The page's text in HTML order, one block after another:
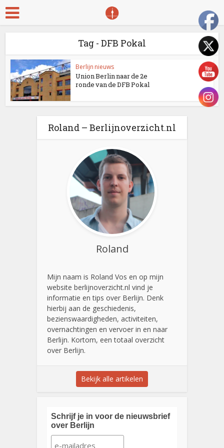
Tag - DFB Pokal
Berlijn nieuws
Union Berlin naar de 2e
ronde van de DFB Pokal
Roland – Berlijnoverzicht.nl
Roland
Mijn naam is Roland Vos en op mijn
website berlijnoverzicht.nl vind je
informatie en tips over Berlijn. Denk
hierbij aan de geschiedenis,
bezienswaardigheden, activiteiten,
overnachtingen en vervoer in en naar
Berlijn. Kortom, een totaal overzicht
over Berlijn.
Bekijk alle artikelen
Schrijf je in voor de nieuwsbrief
over Berlijn